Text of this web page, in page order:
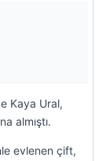
Kaya Ural,
almıştı.
evlenen çift,